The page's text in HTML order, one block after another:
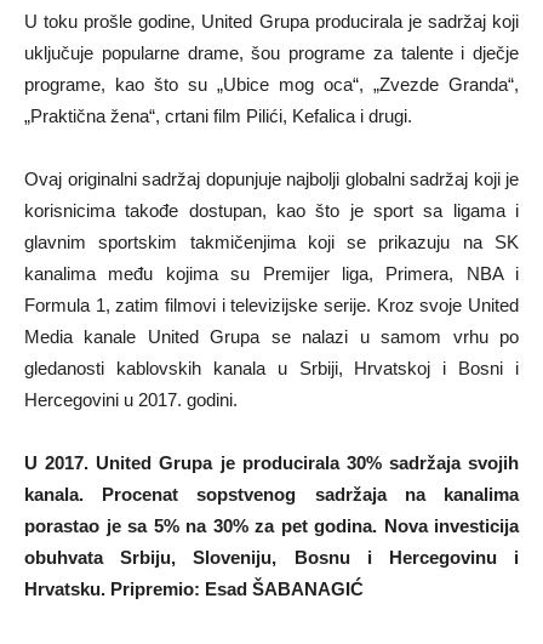
U toku prošle godine, United Grupa producirala je sadržaj koji
uključuje popularne drame, šou programe za talente i dječje
programe, kao što su „Ubice mog oca“, „Zvezde Granda“,
„Praktična žena“, crtani film Pilići, Kefalica i drugi.
Ovaj originalni sadržaj dopunjuje najbolji globalni sadržaj koji je
korisnicima takođe dostupan, kao što je sport sa ligama i
glavnim sportskim takmičenjima koji se prikazuju na SK
kanalima među kojima su Premijer liga, Primera, NBA i
Formula 1, zatim filmovi i televizijske serije. Kroz svoje United
Media kanale United Grupa se nalazi u samom vrhu po
gledanosti kablovskih kanala u Srbiji, Hrvatskoj i Bosni i
Hercegovini u 2017. godini.
U 2017. United Grupa je producirala 30% sadržaja svojih
kanala. Procenat sopstvenog sadržaja na kanalima
porastao je sa 5% na 30% za pet godina. Nova investicija
obuhvata Srbiju, Sloveniju, Bosnu i Hercegovinu i
Hrvatsku. Pripremio: Esad ŠABANAGIĆ